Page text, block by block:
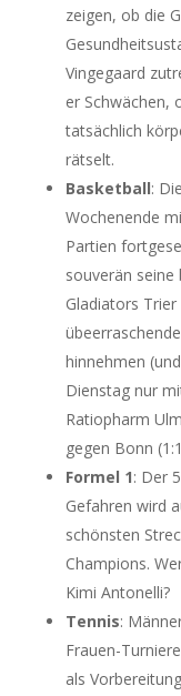
zeigen, ob die
Vingegaard
er Schwächen,
tatsächlich
rätselt.
Basketball:
Wochenende
Partien
souverän seine
Gladiators
hinnehmen
Dienstag nur
Ratiopharm
gegen Bonn
Formel 1: Der
Gefahren wird
schönsten
Champions.
Kimi Antonelli?
Tennis:
Frauen-
als